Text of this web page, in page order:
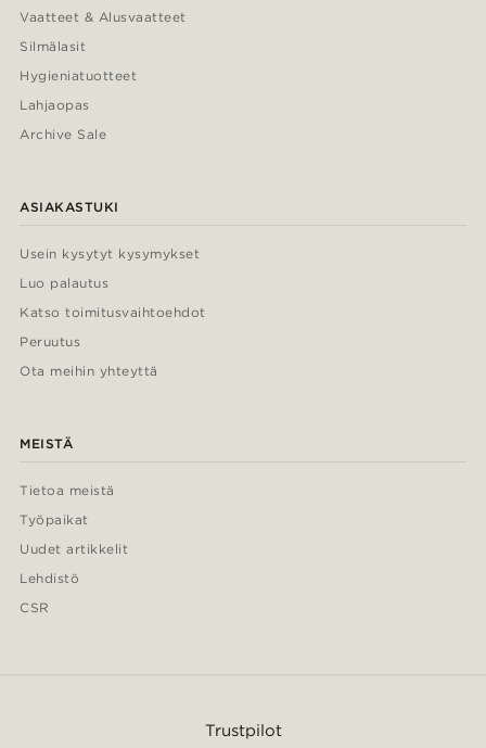
Vaatteet & Alusvaatteet
Silmälasit
Hygieniatuotteet
Lahjaopas
Archive Sale
ASIAKASTUKI
Usein kysytyt kysymykset
Luo palautus
Katso toimitusvaihtoehdot
Peruutus
Ota meihin yhteyttä
MEISTÄ
Tietoa meistä
Työpaikat
Uudet artikkelit
Lehdistö
CSR
Trustpilot